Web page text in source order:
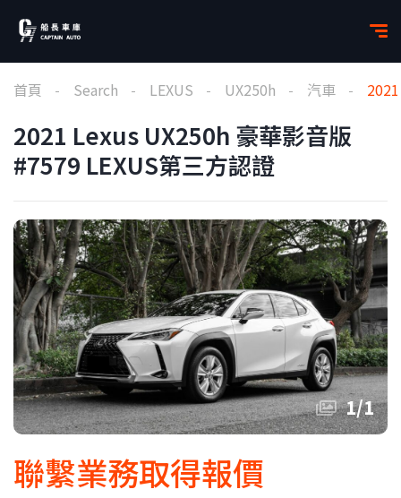
首頁 Search LEXUS UX250h 汽車
2021 Lexus UX250h 豪華影音版
#7579 LEXUS第三方認證
1/1
聯繫業務取得報價